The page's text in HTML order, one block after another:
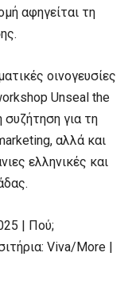
αφηγείται τη
οινογευσίες
Unseal the
για τη
αλλά και
ελληνικές και
| Πού;
Viva/More |